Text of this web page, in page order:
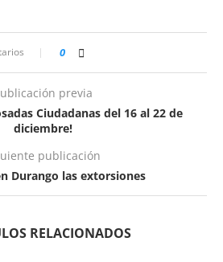
0
previa
Ciudadanas del 16 al 22 de
diciembre!
publicación
Durango las extorsiones
RELACIONADOS